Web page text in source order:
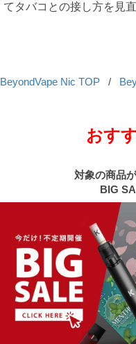
てタバコとの接し方を見
BeyondVape Nic TOP /
おす
対象の商品
BIG